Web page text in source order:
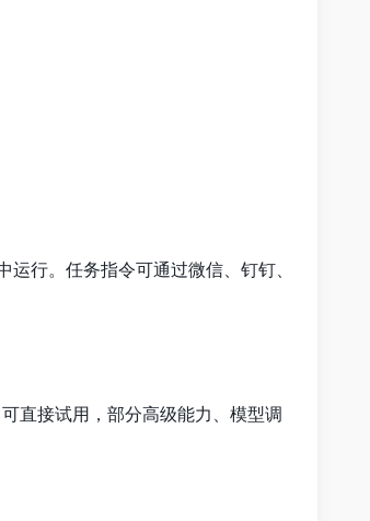
行。任务指令可通过微信、钉钉、
直接试用，部分高级能力、模型调